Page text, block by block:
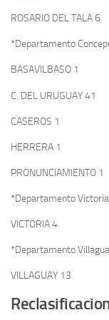
ROSARIO DEL TALA 6
*Departamento
BASAVILBASO 1
C. DEL URUGUAY 41
CASEROS 1
HERRERA 1
PRONUNCIAMIENTO 1
*Departamento
VICTORIA 4
*Departamento
VILLAGUAY 13